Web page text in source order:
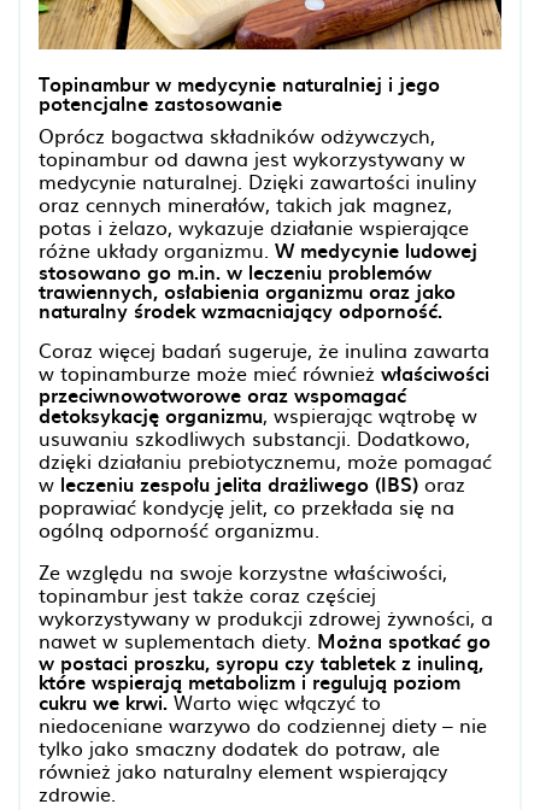
Topinambur w medycynie naturalniej i jego
potencjalne zastosowanie
Oprócz bogactwa składników odżywczych,
topinambur od dawna jest wykorzystywany w
medycynie naturalnej. Dzięki zawartości inuliny
oraz cennych minerałów, takich jak magnez,
potas i żelazo, wykazuje działanie wspierające
różne układy organizmu. W medycynie ludowej
stosowano go m.in. w leczeniu problemów
trawiennych, osłabienia organizmu oraz jako
naturalny środek wzmacniający odporność.
Coraz więcej badań sugeruje, że inulina zawarta
w topinamburze może mieć również właściwości
przeciwnowotworowe oraz wspomagać
detoksykację organizmu, wspierając wątrobę w
usuwaniu szkodliwych substancji. Dodatkowo,
dzięki działaniu prebiotycznemu, może pomagać
w leczeniu zespołu jelita drażliwego (IBS) oraz
poprawiać kondycję jelit, co przekłada się na
ogólną odporność organizmu.
Ze względu na swoje korzystne właściwości,
topinambur jest także coraz częściej
wykorzystywany w produkcji zdrowej żywności, a
nawet w suplementach diety. Można spotkać go
w postaci proszku, syropu czy tabletek z inuliną,
które wspierają metabolizm i regulują poziom
cukru we krwi.Warto więc włączyć to
niedoceniane warzywo do codziennej diety – nie
tylko jako smaczny dodatek do potraw, ale
również jako naturalny element wspierający
zdrowie.